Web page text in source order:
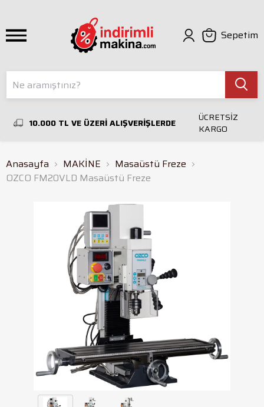
Sepetim
10.000 TL VE ÜZERİ ALIŞVERİŞLERDE
ÜCRETSİZ
KARGO
Anasayfa MAKİNE
Masaüstü Freze
OZCO FM20VLD Masaüstü Freze